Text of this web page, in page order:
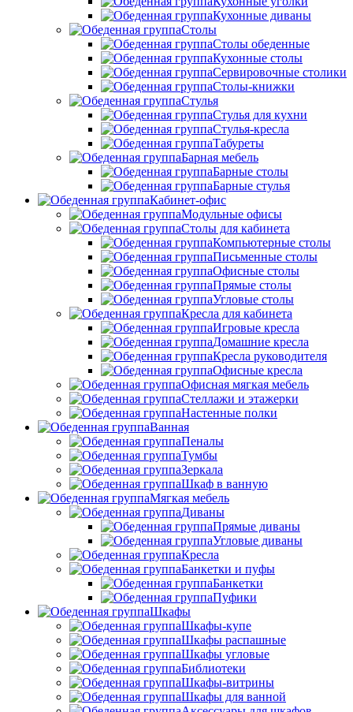
Кухонные диваны
Столы
Столы обеденные
Кухонные столы
Сервировочные столики
Столы-книжки
Стулья
Стулья для кухни
Стулья-кресла
Табуреты
Барная мебель
Барные столы
Барные стулья
Кабинет-офис
Модульные офисы
Столы для кабинета
Компьютерные столы
Письменные столы
Офисные столы
Прямые столы
Угловые столы
Кресла для кабинета
Игровые кресла
Домашние кресла
Кресла руководителя
Офисные кресла
Офисная мягкая мебель
Стеллажи и этажерки
Настенные полки
Ванная
Пеналы
Тумбы
Зеркала
Шкаф в ванную
Мягкая мебель
Диваны
Прямые диваны
Угловые диваны
Кресла
Банкетки и пуфы
Банкетки
Пуфики
Шкафы
Шкафы-купе
Шкафы распашные
Шкафы угловые
Библиотеки
Шкафы-витрины
Шкафы для ванной